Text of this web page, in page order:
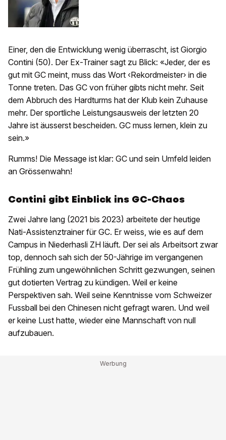
Einer, den die Entwicklung wenig überrascht, ist Giorgio
Contini (50). Der Ex-Trainer sagt zu Blick: «Jeder, der es
gut mit GC meint, muss das Wort ‹Rekordmeister› in die
Tonne treten. Das GC von früher gibts nicht mehr. Seit
dem Abbruch des Hardturms hat der Klub kein Zuhause
mehr. Der sportliche Leistungsausweis der letzten 20
Jahre ist äusserst bescheiden. GC muss lernen, klein zu
sein.»
Rumms! Die Message ist klar: GC und sein Umfeld leiden
an Grössenwahn!
Contini gibt Einblick ins GC-Chaos
Zwei Jahre lang (2021 bis 2023) arbeitete der heutige
Nati-Assistenztrainer für GC. Er weiss, wie es auf dem
Campus in Niederhasli ZH läuft. Der sei als Arbeitsort zwar
top, dennoch sah sich der 50-Jährige im vergangenen
Frühling zum ungewöhnlichen Schritt gezwungen, seinen
gut dotierten Vertrag zu kündigen. Weil er keine
Perspektiven sah. Weil seine Kenntnisse vom Schweizer
Fussball bei den Chinesen nicht gefragt waren. Und weil
er keine Lust hatte, wieder eine Mannschaft von null
aufzubauen.